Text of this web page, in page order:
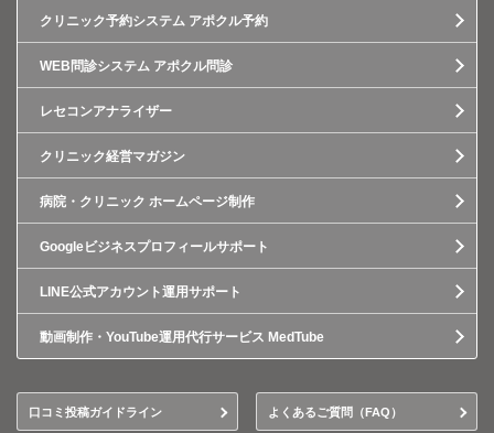
クリニック予約システム アポクル予約
WEB問診システム アポクル問診
レセコンアナライザー
クリニック経営マガジン
病院・クリニック ホームページ制作
Googleビジネスプロフィールサポート
LINE公式アカウント運用サポート
動画制作・YouTube運用代行サービス MedTube
口コミ投稿ガイドライン よくあるご質問（FAQ）